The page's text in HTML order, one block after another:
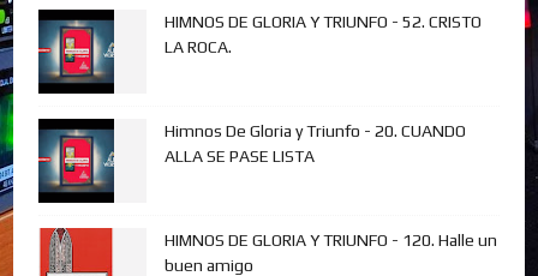
HIMNOS DE GLORIA Y TRIUNFO - 52. CRISTO
LA ROCA.
Himnos De Gloria y Triunfo - 20. CUANDO
ALLA SE PASE LISTA
HIMNOS DE GLORIA Y TRIUNFO - 120. Halle un
buen amigo